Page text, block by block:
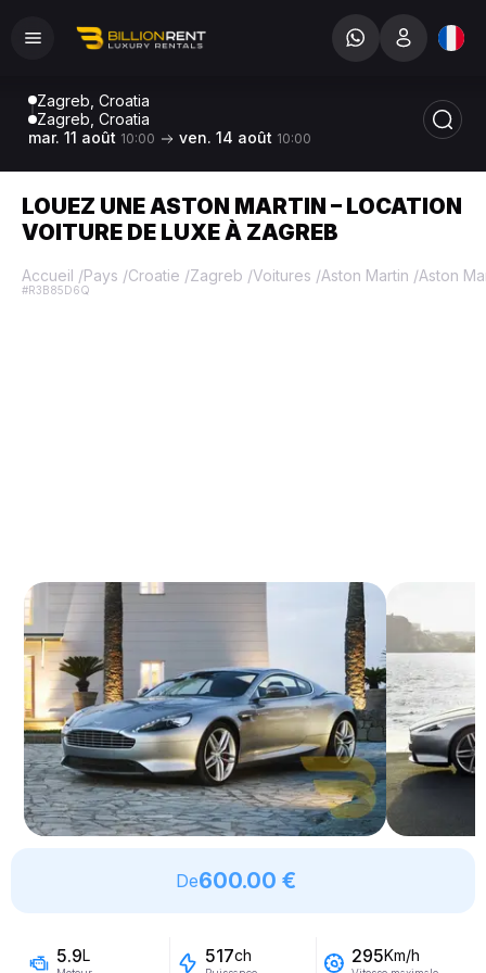
Zagreb, Croatia
Zagreb, Croatia
mar. 11 août 10:00 ven. 14 août 10:00
LOUEZ UNE ASTON MARTIN – LOCATION
VOITURE DE LUXE À ZAGREB
Accueil /Pays /Croatie /Zagreb /Voitures /Aston Martin /Aston
#R3B85D6Q
De600.00 €
5.9L 517ch 295Km/h